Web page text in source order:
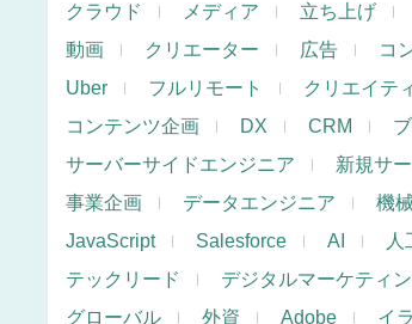
クラウド
メディア 立ち上げ
動画
クリエーター 広告 コ
Uber
フルリモート クリエイテ
コンテンツ企画
DX CRM
サーバーサイドエンジニア
新規サ
事業企画
データエンジニア 機
JavaScript
Salesforce AI 人
テックリード
デジタルマーケティ
グローバル
外資 Adobe イ